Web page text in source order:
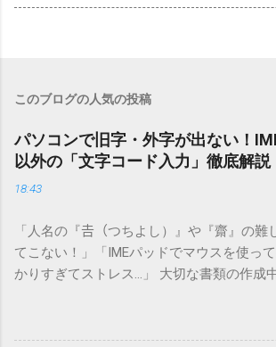
このブログの人気の投稿
パソコンで旧字・外字が出ない！
以外の「文字コード入力」徹底解説
18:43
「人名の『𠮷（つちよし）』や『齋』の難
てこない！」「IMEパッドでマウスを使っ
かりすぎてストレス…」 大切な書類の作成
てしまいますよね。多くの人が「IMEパッ
を使いますが、実はマウスで一画ずつ書く